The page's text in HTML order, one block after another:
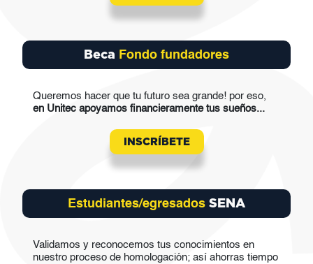
Beca Fondo fundadores
Queremos hacer que tu futuro sea grande! por eso,
en Unitec apoyamos financieramente tus sueños...
INSCRÍBETE
Estudiantes/egresados SENA
Validamos y reconocemos tus conocimientos en
nuestro proceso de homologación; así ahorras tiempo